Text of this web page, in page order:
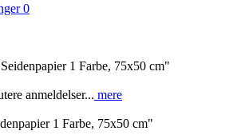
0
1 Farbe, 75x50 cm"
anmeldelser... mere
1 Farbe, 75x50 cm"